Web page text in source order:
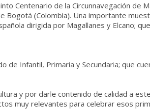
Centenario de la Circunnavegación de
Bogotá (Colombia). Una importante
dirigida por Magallanes y Elcano;
de Infantil, Primaria y Secundaria; que
y por darle contenido de calidad a
muy relevantes para celebrar esos